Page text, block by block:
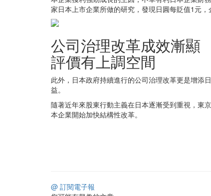
家日本上市企業所做的研究，發現日圓每貶值1元
公司治理改革成效漸顯
評價有上調空間
此外，日本政府持續進行的公司治理改革更是增添
益。
隨著近年來股東行動主義在日本逐漸受到重視，東
本企業開始加快結構性改革。
@ 訂閱電子報